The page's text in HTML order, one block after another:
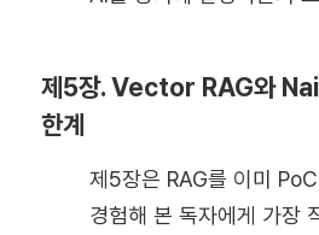
제5장. Vector RAG와
한계
제5장은 RAG를 이미
경험해 본 독자에게 가장